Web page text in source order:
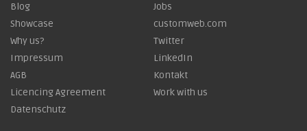
Blog
Showcase
Why us?
Impressum
AGB
Licencing Agreement
Datenschutz
Jobs
customweb.com
Twitter
LinkedIn
Kontakt
Work with us